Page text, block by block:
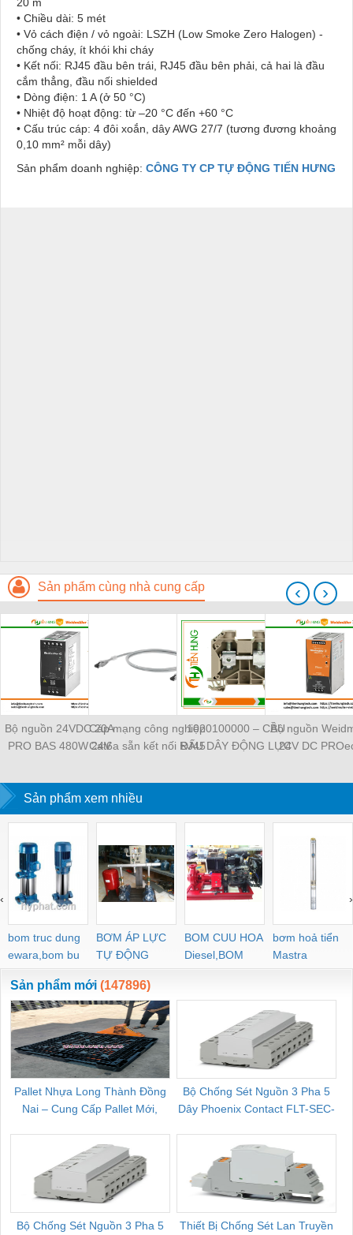
• Chiều dài: 5 mét
• Vỏ cách điện / vỏ ngoài: LSZH (Low Smoke Zero Halogen) -
chống cháy, ít khói khi cháy
• Kết nối: RJ45 đầu bên trái, RJ45 đầu bên phải, cả hai là đầu
cắm thẳng, đầu nối shielded
• Dòng điện: 1 A (ở 50 °C)
• Nhiệt độ hoạt động: từ –20 °C đến +60 °C
• Cấu trúc cáp: 4 đôi xoắn, dây AWG 27/7 (tương đương khoảng
0,10 mm² mỗi dây)
Sản phẩm doanh nghiệp: CÔNG TY CP TỰ ĐỘNG TIẾN HƯNG
Sản phẩm cùng nhà cung cấp
Bộ nguồn 24VDC 20A
PRO BAS 480W 24V
Weidmuller -
TIENHUNGTECH
Cáp mạng công nghiệp
Cat6a sẵn kết nối RJ45
C6FP8LD0050M40M40-
D — 1165940050
1020100000 – CẦU
ĐẤU DÂY ĐỘNG LỰC
WEIDMULLER –
Bộ nguồn
24V DC
‹ ›
Sản phẩm xem nhiều
bom truc dung
ewara,bom bu
ewara
BƠM ÁP LỰC
TỰ ĐỘNG
BOM CUU HOA
Diesel,BOM
CHUA CHAY
bơm hoả tiển
Mastra
‹ ›
Sản phẩm mới (147896)
Pallet Nhựa Long Thành Đồng
Nai – Cung Cấp Pallet Mới,
Bộ Chống Sét Nguồn 3 Pha 5
Dây Phoenix Contact FLT-SEC-
Bộ Chống Sét Nguồn 3 Pha 5
Thiết Bị Chống Sét Lan Truyền